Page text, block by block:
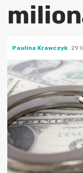
Paulina Krawczyk 29